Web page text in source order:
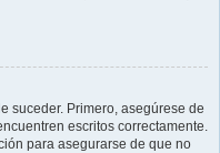
suceder. Primero, asegúrese de
escritos correctamente.
para asegurarse de que no